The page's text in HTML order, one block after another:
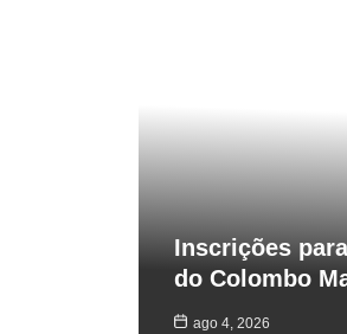
Inscrições
do Colombo
ago 4, 2026